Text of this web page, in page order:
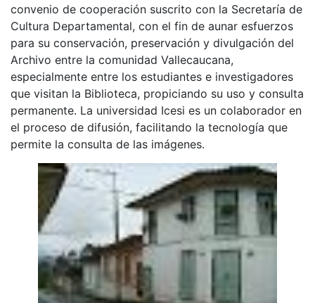
convenio de cooperación suscrito con la Secretaría de
Cultura Departamental, con el fin de aunar esfuerzos
para su conservación, preservación y divulgación del
Archivo entre la comunidad Vallecaucana,
especialmente entre los estudiantes e investigadores
que visitan la Biblioteca, propiciando su uso y consulta
permanente. La universidad Icesi es un colaborador en
el proceso de difusión, facilitando la tecnología que
permite la consulta de las imágenes.